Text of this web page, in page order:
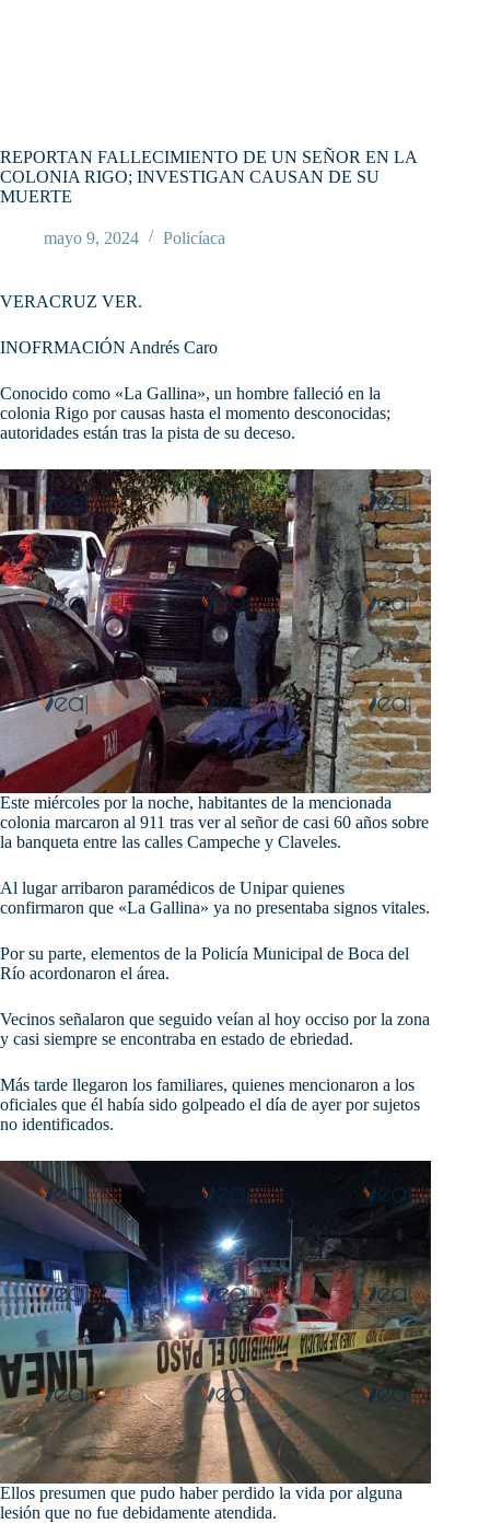
REPORTAN FALLECIMIENTO DE UN SEÑOR EN LA
COLONIA RIGO; INVESTIGAN CAUSAN DE SU
MUERTE
mayo 9, 2024 Policíaca
VERACRUZ VER.
INOFRMACIÓN Andrés Caro
Conocido como «La Gallina», un hombre falleció en la
colonia Rigo por causas hasta el momento desconocidas;
autoridades están tras la pista de su deceso.
Este miércoles por la noche, habitantes de la mencionada
colonia marcaron al 911 tras ver al señor de casi 60 años sobre
la banqueta entre las calles Campeche y Claveles.
Al lugar arribaron paramédicos de Unipar quienes
confirmaron que «La Gallina» ya no presentaba signos vitales.
Por su parte, elementos de la Policía Municipal de Boca del
Río acordonaron el área.
Vecinos señalaron que seguido veían al hoy occiso por la zona
y casi siempre se encontraba en estado de ebriedad.
Más tarde llegaron los familiares, quienes mencionaron a los
oficiales que él había sido golpeado el día de ayer por sujetos
no identificados.
Ellos presumen que pudo haber perdido la vida por alguna
lesión que no fue debidamente atendida.